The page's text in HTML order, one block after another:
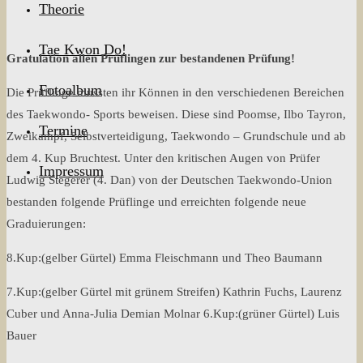
Theorie
Tae Kwon Do!
Fotoalbum
Termine
Impressum
Gratulation allen Prüflingen zur bestandenen Prüfung!
Die Prüflinge mussten ihr Können in den verschiedenen Bereichen
des Taekwondo- Sports beweisen. Diese sind Poomse, Ilbo Tayron,
Zweikampf, Selbstverteidigung, Taekwondo – Grundschule und ab
dem 4. Kup Bruchtest. Unter den kritischen Augen von Prüfer
Ludwig Stegerer (4. Dan) von der Deutschen Taekwondo-Union
bestanden folgende Prüflinge und erreichten folgende neue
Graduierungen:
8.Kup:(gelber Gürtel) Emma Fleischmann und Theo Baumann
7.Kup:(gelber Gürtel mit grünem Streifen) Kathrin Fuchs, Laurenz
Cuber und Anna-Julia Demian Molnar 6.Kup:(grüner Gürtel) Luis
Bauer